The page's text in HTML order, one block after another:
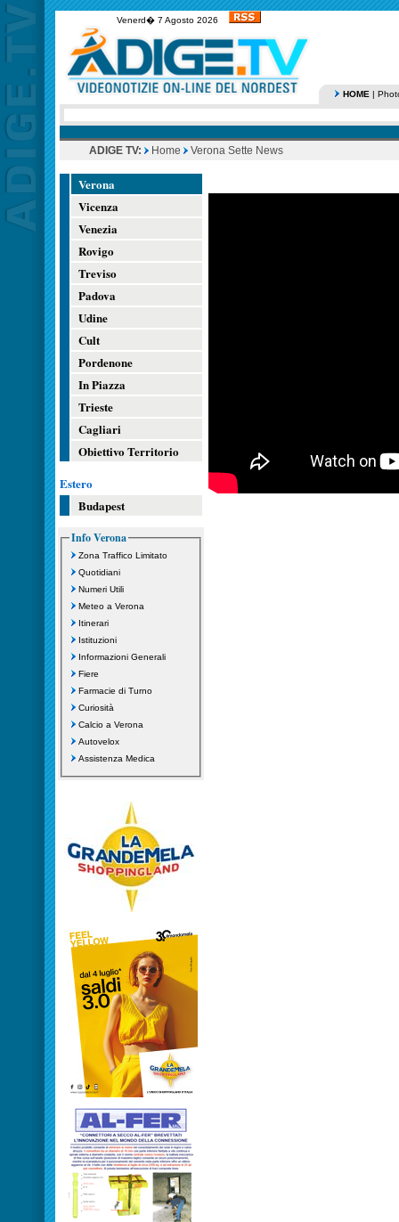
Venerd� 7 Agosto 2026
HOME |
ADIGE TV: Home Verona Sette News
Verona
Vicenza
Venezia
Rovigo
Treviso
Padova
Udine
Cult
Pordenone
In Piazza
Trieste
Cagliari
Obiettivo Territorio
Estero
Budapest
Info Verona
Zona Traffico Limitato
Quotidiani
Numeri Utili
Meteo a Verona
Itinerari
Istituzioni
Informazioni Generali
Fiere
Farmacie di Turno
Curiosità
Calcio a Verona
Autovelox
Assistenza Medica